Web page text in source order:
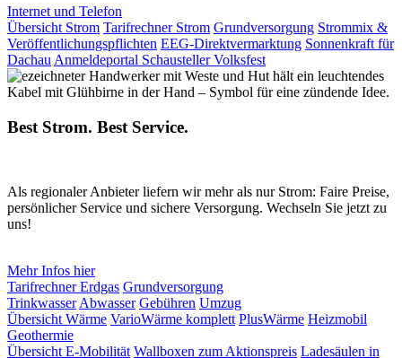
Internet und Telefon
Übersicht Strom Tarifrechner Strom Grundversorgung Strommix &
Veröffentlichungspflichten EEG-Direktvermarktung Sonnenkraft für
Dachau Anmeldeportal Schausteller Volksfest
Best Strom. Best Service.
Als regionaler Anbieter liefern wir mehr als nur Strom: Faire Preise,
persönlicher Service und sichere Versorgung. Wechseln Sie jetzt zu
uns!
Mehr Infos hier
Tarifrechner Erdgas Grundversorgung
Trinkwasser Abwasser Gebühren Umzug
Übersicht Wärme VarioWärme komplett PlusWärme Heizmobil
Geothermie
Übersicht E-Mobilität Wallboxen zum Aktionspreis Ladesäulen in